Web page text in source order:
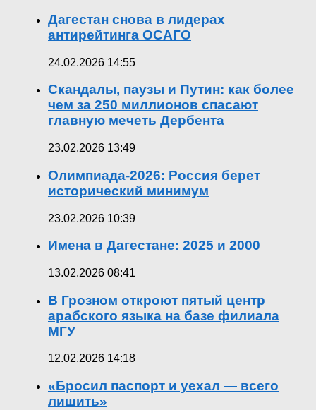
Дагестан снова в лидерах
антирейтинга ОСАГО
24.02.2026 14:55
Скандалы, паузы и Путин: как более
чем за 250 миллионов спасают
главную мечеть Дербента
23.02.2026 13:49
Олимпиада-2026: Россия берет
исторический минимум
23.02.2026 10:39
Имена в Дагестане: 2025 и 2000
13.02.2026 08:41
В Грозном откроют пятый центр
арабского языка на базе филиала
МГУ
12.02.2026 14:18
«Бросил паспорт и уехал — всего
лишить»